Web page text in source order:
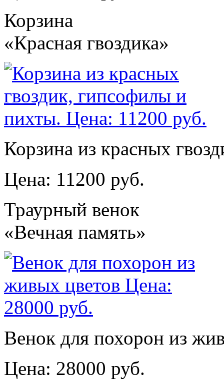
Корзина
«Красная гвоздика»
Корзина из красных
Цена: 11200 руб.
Траурный венок
«Вечная память»
Венок для похорон из
Цена: 28000 руб.